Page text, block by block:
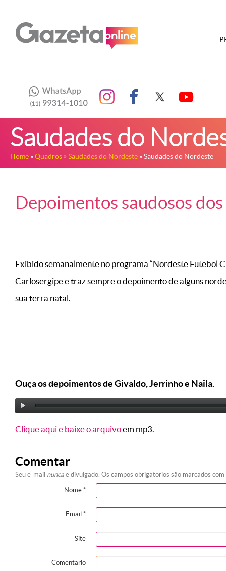
Saudades do
Home »Quadros »Saudades do Nordeste » Saudades do Nordeste
Depoimentos saudosos
Exibido semanalmente no programa “Nordeste Futebol
Carlosergipe e traz sempre o depoimento de alguns
sua terra natal.
Ouça os depoimentos de Givaldo, Jerrinho e Naila.
Clique aqui e baixe o arquivoem mp3.
Comentar
Seu e-mail nunca é divulgado. Os campos obrigatórios são marcados com
Nome *
Email *
Site
Comentário